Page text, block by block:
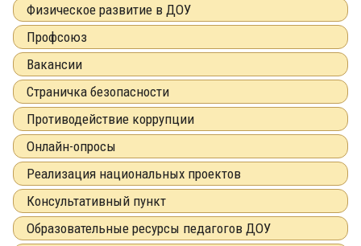
Физическое развитие в ДОУ
Профсоюз
Вакансии
Страничка безопасности
Противодействие коррупции
Онлайн-опросы
Реализация национальных проектов
Консультативный пункт
Образовательные ресурсы педагогов ДОУ